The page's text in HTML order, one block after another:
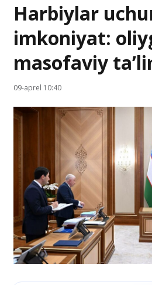
Harbiylar
imkoniyat:
masofaviy
09-aprel 10:40